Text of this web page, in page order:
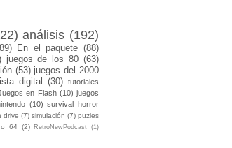
análisis (192)
En el paquete (88)
juegos de los 80 (63)
(53) juegos del 2000
digital (30) tutoriales
en Flash (10) juegos
(10) survival horror
drive (7) simulación (7) puzles
64 (2) RetroNewPodcast
(1)